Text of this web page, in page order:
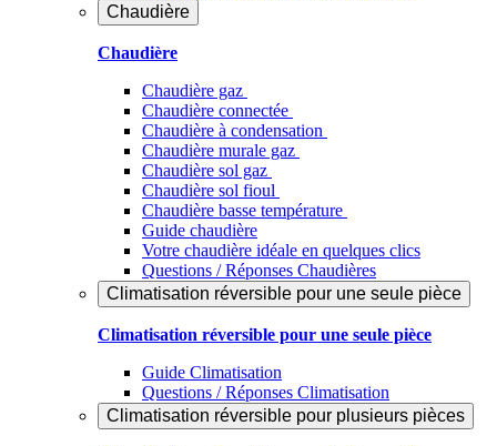
Chaudière
Chaudière
Chaudière gaz
Chaudière connectée
Chaudière à condensation
Chaudière murale gaz
Chaudière sol gaz
Chaudière sol fioul
Chaudière basse température
Guide chaudière
Votre chaudière idéale en quelques clics
Questions / Réponses Chaudières
Climatisation réversible pour une seule pièce
Climatisation réversible pour une seule pièce
Guide Climatisation
Questions / Réponses Climatisation
Climatisation réversible pour plusieurs pièces